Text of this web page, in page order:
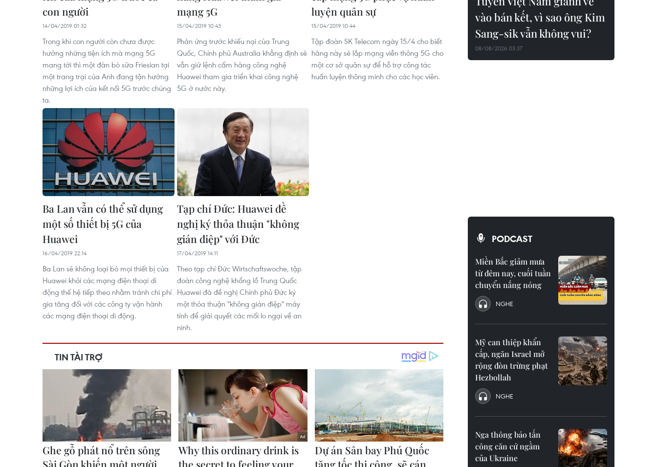
con người
14/04/2019 01:32
Trong khi con người còn chưa được
hưởng những tiện ích mà mạng 5G
mang tới thì một đàn bò sữa Friesian tại
một trang trại của Anh đang tận hưởng
những lợi ích của kết nối 5G trước chúng
ta.
mạng 5G
15/04/2019 10:43
Phản ứng trước khiếu nại của Trung
Quốc, Chính phủ Australia khẳng định sẽ
vẫn giữ lệnh cấm hãng công nghệ
Huawei tham gia triển khai công nghệ
5G ở nước này.
luyện quân sự
15/04/2019 10:44
Tập đoàn SK Telecom ngày 15/4 cho biết
hãng này sẽ lắp mạng viễn thông 5G cho
một cơ sở quân sự để hỗ trợ công tác
huấn luyện thông minh cho các học viên.
Ba Lan vẫn có thể sử dụng
một số thiết bị 5G của
Huawei
16/04/2019 22:14
Ba Lan sẽ không loại bỏ mọi thiết bị của
Huawei khỏi các mạng điện thoại di
động thế hệ tiếp theo nhằm tránh chi phí
gia tăng đối với các công ty vận hành
các mạng điện thoại di động.
Tạp chí Đức: Huawei đề
nghị ký thỏa thuận "không
gián điệp" với Đức
17/04/2019 14:11
Theo tạp chí Đức Wirtschaftswoche, tập
đoàn công nghệ khổng lồ Trung Quốc
Huawei đã đề nghị Chính phủ Đức ký
một thỏa thuận "không gián điệp" máy
tính để giải quyết các mối lo ngại về an
ninh.
vào bán kết, vì sao ông Kim
Sang-sik vẫn không vui?
08/08/2026 03:37
PODCAST
Miền Bắc giảm mưa
từ đêm nay, cuối tuần
chuyển nắng nóng
NGHE
Mỹ can thiệp khẩn
cấp, ngăn Israel mở
rộng đòn trừng phạt
Hezbollah
NGHE
Nga thông báo tấn
công căn cứ ngầm
của Ukraine